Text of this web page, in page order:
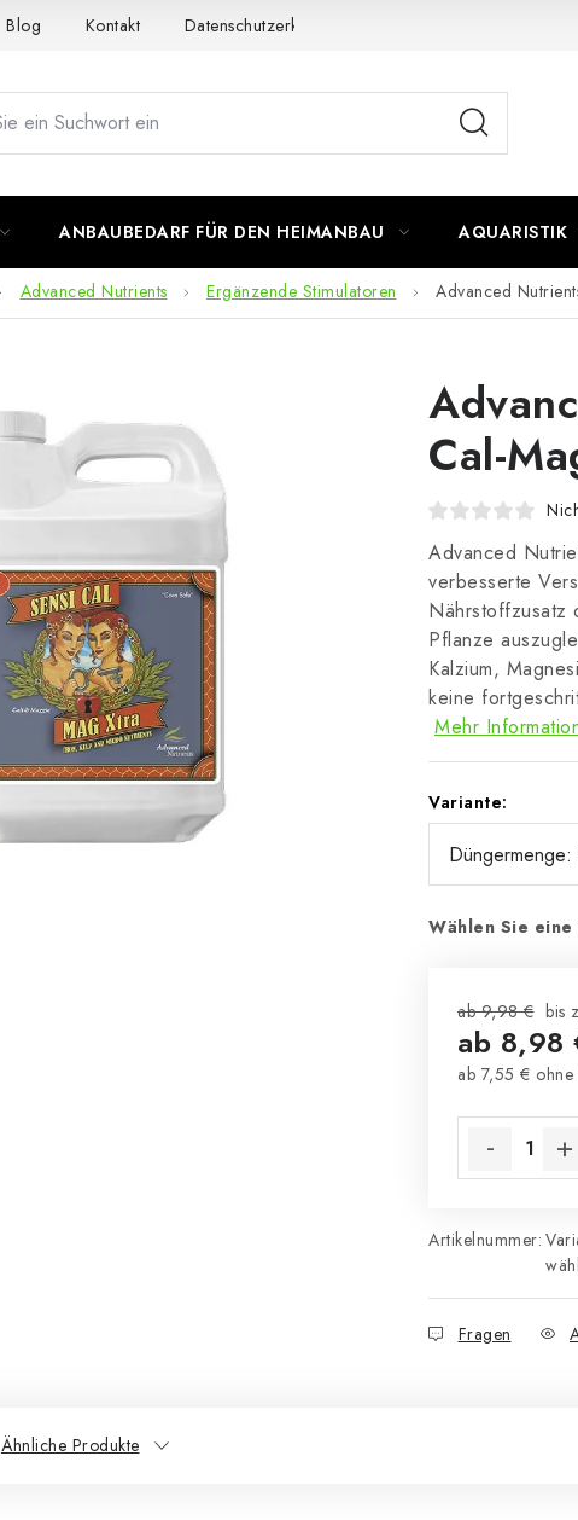
Blog Kontakt Datenschutzerklärung
ANBAUBEDARF FÜR DEN HEIMANBAU AQUARISTIK
Advanced Nutrients Ergänzende Stimulatoren Advanced
Cal-
Advanced
verbesserte
Nährstoffzusatz
Pflanze
Kalzium,
keine
Mehr
Variante:
Wählen Sie
ab 9,98 € bis
ab 8,98
ab 7,55 € ohne
Artikelnummer:
Fragen
Ähnliche Produkte